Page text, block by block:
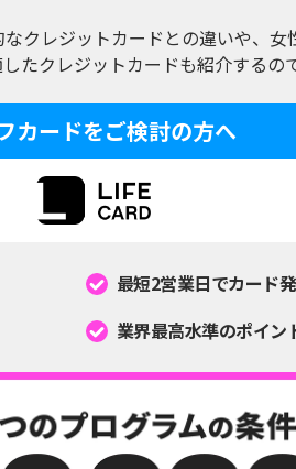
クレジットカードとの違いや、
たクレジットカードも紹介するの
カードをご検討の方へ
最短2営業日でカード
業界最高水準のポイン